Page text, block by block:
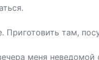
там,
меня неведомой